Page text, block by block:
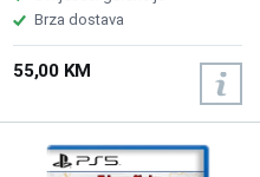
Brza dostava
55,00 KM